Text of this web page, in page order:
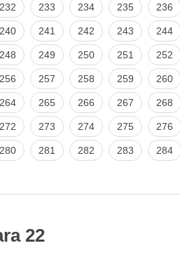
232 233 234 235 236
240 241 242 243 244
248 249 250 251 252
256 257 258 259 260
264 265 266 267 268
272 273 274 275 276
280 281 282 283 284
22